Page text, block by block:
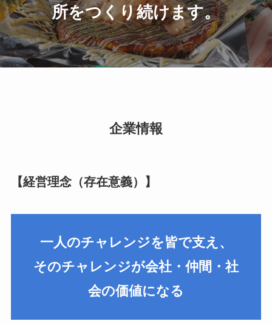
所をつくり続けます。
企業情報
【経営理念（存在意義）】
一人のチャレンジを皆で支え、
そのチャレンジが会社・仲間・社
会の価値になる